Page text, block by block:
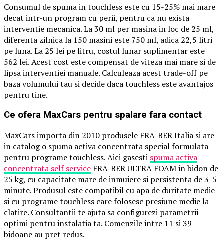
Consumul de spuma in touchless este cu 15-25% mai mare
decat intr-un program cu perii, pentru ca nu exista
interventie mecanica. La 30 ml per masina in loc de 25 ml,
diferenta zilnica la 150 masini este 750 ml, adica 22,5 litri
pe luna. La 25 lei pe litru, costul lunar suplimentar este
562 lei. Acest cost este compensat de viteza mai mare si de
lipsa interventiei manuale. Calculeaza acest trade-off pe
baza volumului tau si decide daca touchless este avantajos
pentru tine.
Ce ofera MaxCars pentru spalare fara contact
MaxCars importa din 2010 produsele FRA-BER Italia si are
in catalog o spuma activa concentrata special formulata
pentru programe touchless. Aici gasesti spuma activa
concentrata self service FRA-BER ULTRA FOAM in bidon de
25 kg, cu capacitate mare de inmuiere si persistenta de 3-5
minute. Produsul este compatibil cu apa de duritate medie
si cu programe touchless care folosesc presiune medie la
clatire. Consultantii te ajuta sa configurezi parametrii
optimi pentru instalatia ta. Comenzile intre 11 si 39
bidoane au pret redus.